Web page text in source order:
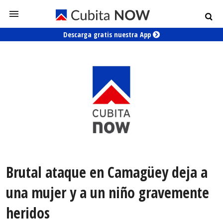
Descarga gratis nuestra App
Brutal ataque en Camagüey deja a
una mujer y a un niño gravemente
heridos